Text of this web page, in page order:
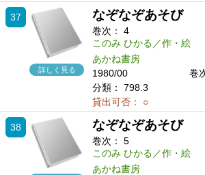
37
詳しく見る
なぞなぞあそび
巻次：
4
このみ ひかる／作・絵
あかね書房
1980/00
巻
分類：
798.3
貸出可否：
○
38 なぞなぞあそび
巻次：
5
このみ ひかる／作・絵
あかね書房